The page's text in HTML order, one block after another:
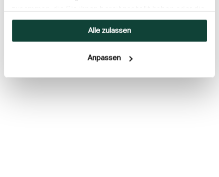
sie im Rahmen Ihrer Nutzung der Dienste gesammelt
Alle zulassen
Anpassen